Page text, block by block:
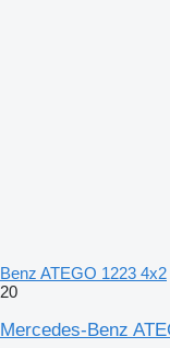
Benz ATEGO 1223 4x2
20
Mercedes-Benz